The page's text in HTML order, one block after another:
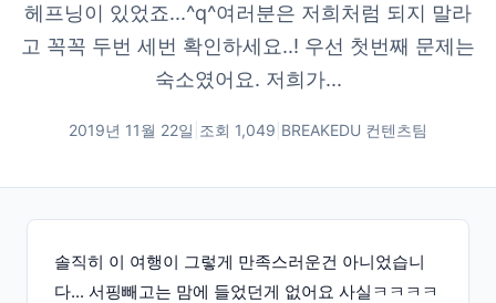
헤프닝이 있었죠...^q^여러분은 저희처럼 되지 말라
고 꼭꼭 두번 세번 확인하세요..! 우선 첫번째 문제는
숙소였어요. 저희가...
2019년 11월 22일 조회 1,049 BREAKEDU 컨텐츠팀
솔직히 이 여행이 그렇게 만족스러운건 아니었습니
다... 서핑빼고는 맘에 들었던게 없어요 사실ㅋㅋㅋㅋ